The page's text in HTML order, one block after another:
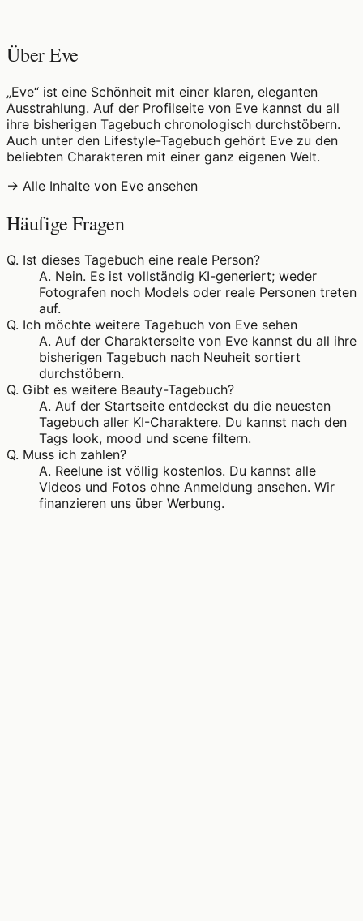
Über Eve
„Eve“ ist eine Schönheit mit einer klaren, eleganten
Ausstrahlung. Auf der Profilseite von Eve kannst du all
ihre bisherigen Tagebuch chronologisch durchstöbern.
Auch unter den Lifestyle-Tagebuch gehört Eve zu den
beliebten Charakteren mit einer ganz eigenen Welt.
→ Alle Inhalte von Eve ansehen
Häufige Fragen
Q. Ist dieses Tagebuch eine reale Person?
A. Nein. Es ist vollständig KI-generiert; weder
Fotografen noch Models oder reale Personen treten
auf.
Q. Ich möchte weitere Tagebuch von Eve sehen
A. Auf der Charakterseite von Eve kannst du all ihre
bisherigen Tagebuch nach Neuheit sortiert
durchstöbern.
Q. Gibt es weitere Beauty-Tagebuch?
A. Auf der Startseite entdeckst du die neuesten
Tagebuch aller KI-Charaktere. Du kannst nach den
Tags look, mood und scene filtern.
Q. Muss ich zahlen?
A. Reelune ist völlig kostenlos. Du kannst alle
Videos und Fotos ohne Anmeldung ansehen. Wir
finanzieren uns über Werbung.